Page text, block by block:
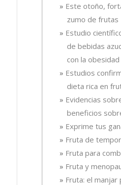
Este otoño,
zumo de frutas
Estudio
de bebidas
con la
Estudios
dieta rica en
Evidencias
beneficios
Exprime tus
Fruta de
Fruta para
Fruta y
Fruta: el